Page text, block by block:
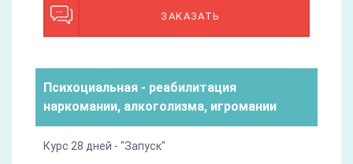
ЗАКАЗАТЬ
Психоциальная - реабилитация
наркомании, алкоголизма, игромании
Курс 28 дней - "Запуск"